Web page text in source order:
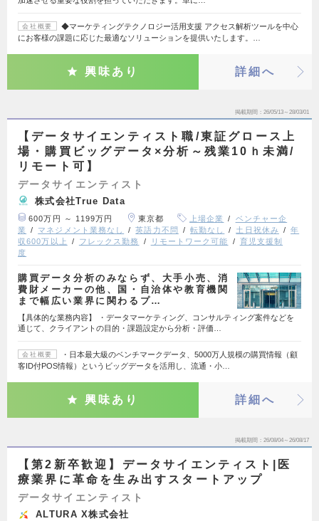
会社概要
◆マーケティングテクノロジー活用支援 アクセス解析ツールを中心
にお客様の課題に応じた最適なソリューションを提供いたします。…
興味あり 詳細へ
掲載期間 26/05/13～28/03/01
【データサイエンティスト職/東証グロース上
場・購買ビッグデータ×分析～残業10ｈ未満/
リモート可】
データサイエンティスト
株式会社True Data
600万円 ～ 1199万円 東京都 上場企業
ベンチャー企
業
マネジメント業務なし 英語力不問 転勤なし 土日祝休み
年
収600万以上
フレックス勤務 リモートワーク可能
育児支援制
度
購買データ分析のみならず、大手小売、消
費財メーカーの他、国・自治体や教育機関
まで幅広い業界に関わるプ…
【具体的な業務内容】 ・データマーケティング、コンサルティング案件などを
通じて、クライアントの目的・課題設定から分析・評価…
会社概要
・日本最大級のベンチマークデータ、5000万人規模の購買情報（顧
客ID付POS情報）というビッグデータを活用し、流通・小…
興味あり 詳細へ
掲載期間 26/08/04～26/08/17
【第2新卒歓迎】データサイエンティスト|医
療業界に革命を生み出すスタートアップ
データサイエンティスト
ALTURA X株式会社